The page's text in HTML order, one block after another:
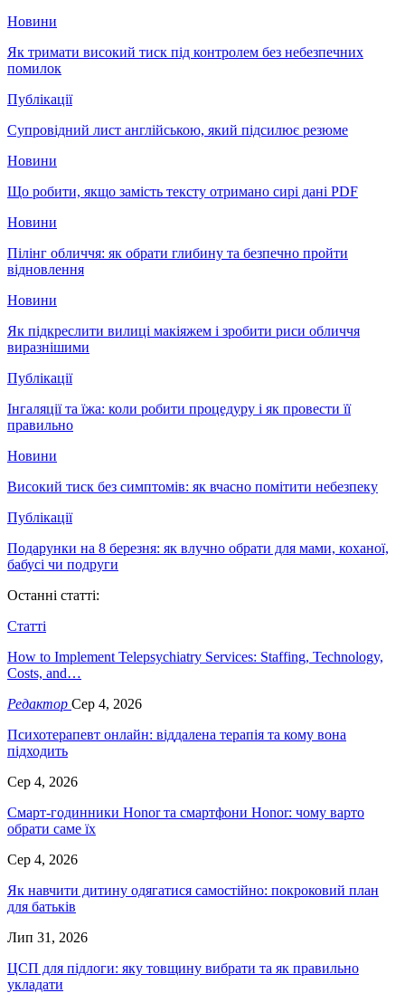
Новини
Як тримати високий тиск під контролем без небезпечних
помилок
Публікації
Супровідний лист англійською, який підсилює резюме
Новини
Що робити, якщо замість тексту отримано сирі дані PDF
Новини
Пілінг обличчя: як обрати глибину та безпечно пройти
відновлення
Новини
Як підкреслити вилиці макіяжем і зробити риси обличчя
виразнішими
Публікації
Інгаляції та їжа: коли робити процедуру і як провести її
правильно
Новини
Високий тиск без симптомів: як вчасно помітити небезпеку
Публікації
Подарунки на 8 березня: як влучно обрати для мами, коханої,
бабусі чи подруги
Останні статті:
Статті
How to Implement Telepsychiatry Services: Staffing, Technology,
Costs, and…
Редактор Сер 4, 2026
Психотерапевт онлайн: віддалена терапія та кому вона
підходить
Сер 4, 2026
Смарт-годинники Honor та смартфони Honor: чому варто
обрати саме їх
Сер 4, 2026
Як навчити дитину одягатися самостійно: покроковий план
для батьків
Лип 31, 2026
ЦСП для підлоги: яку товщину вибрати та як правильно
укладати